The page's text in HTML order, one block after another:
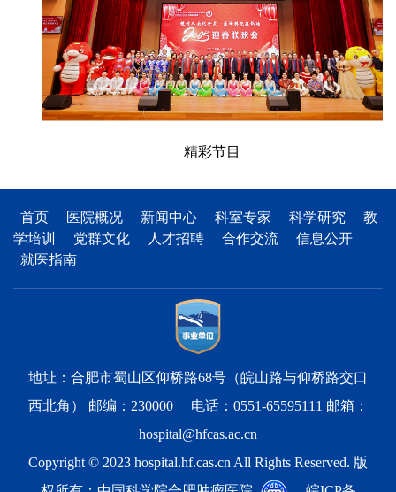
精彩节目
首页 医院概况 新闻中心 科室专家 科学研究
教
学培训
党群文化 人才招聘 合作交流
信息公开
就医指南
地址：合肥市蜀山区仰桥路68号（皖山路与仰桥路交口
西北角） 邮编：230000 电话：0551-65595111 邮箱：
hospital@hfcas.ac.cn
Copyright © 2023 hospital.hf.cas.cn All Rights Reserved. 版